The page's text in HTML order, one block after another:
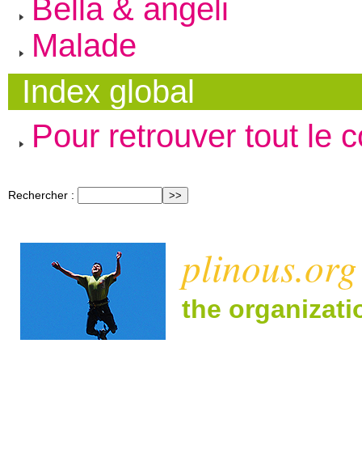
Bella & angeli
Malade
Index global
Pour retrouver tout le
Rechercher :
plinous.org
the